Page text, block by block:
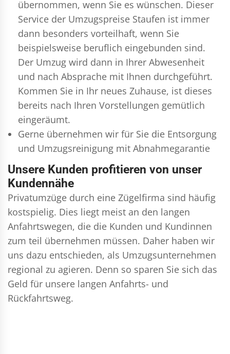
übernommen, wenn Sie es wünschen. Dieser
Service der Umzugspreise Staufen ist immer
dann besonders vorteilhaft, wenn Sie
beispielsweise beruflich eingebunden sind.
Der Umzug wird dann in Ihrer Abwesenheit
und nach Absprache mit Ihnen durchgeführt.
Kommen Sie in Ihr neues Zuhause, ist dieses
bereits nach Ihren Vorstellungen gemütlich
eingeräumt.
Gerne übernehmen wir für Sie die Entsorgung
und Umzugsreinigung mit Abnahmegarantie
Unsere Kunden profitieren von unser
Kundennähe
Privatumzüge durch eine Zügelfirma sind häufig
kostspielig. Dies liegt meist an den langen
Anfahrtswegen, die die Kunden und Kundinnen
zum teil übernehmen müssen. Daher haben wir
uns dazu entschieden, als Umzugsunternehmen
regional zu agieren. Denn so sparen Sie sich das
Geld für unsere langen Anfahrts- und
Rückfahrtsweg.